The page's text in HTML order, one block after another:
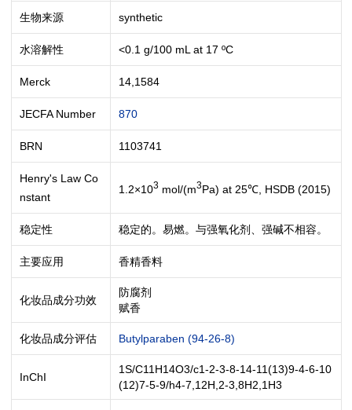
生物来源 synthetic
水溶解性 <0.1 g/100 mL at 17 ºC
Merck 14,1584
JECFA Number 870
BRN 1103741
Henry's Law Co
nstant
1.2×103mol/(m3Pa) at 25℃, HSDB (2015)
稳定性 稳定的。易燃。与强氧化剂、强碱不相容。
主要应用 香精香料
化妆品成分功效
防腐剂
赋香
化妆品成分评估 Butylparaben (94-26-8)
InChI
1S/C11H14O3/c1-2-3-8-14-11(13)9-4-6-10
(12)7-5-9/h4-7,12H,2-3,8H2,1H3